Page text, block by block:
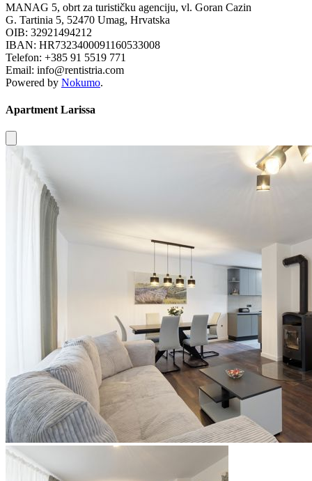
MANAG 5, obrt za turističku agenciju, vl. Goran Cazin
G. Tartinia 5, 52470 Umag, Hrvatska
OIB: 32921494212
IBAN: HR7323400091160533008
Telefon: +385 91 5519 771
Email: info@rentistria.com
Powered by Nokumo.
Apartment Larissa
Close modal